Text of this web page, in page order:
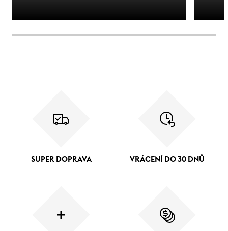
SUPER DOPRAVA VRÁCENÍ DO 30 DNŮ